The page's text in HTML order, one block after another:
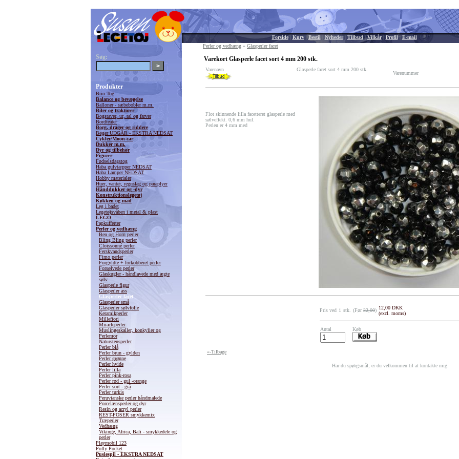
Forside| Kurv| Bestil| Nyheder| Tilbud |Vilkår| Profil| E-mail
Søg:
Produkter
Brio Tog
Balance og bevægelse
Balloner - sæbebobler m.m.
Biler og traktorer
Bogstaver, ur, tal og farver
Bordteater
Borg, drager og riddere
Bøger UDGÅR - EKSTRA NEDSAT
Cykler/Moon-car
Dukker m.m.
Dyr og tilbehør
Figurer
Fødselsdagstog
Haba gulvtæpper NEDSAT
Haba Lamper NEDSAT
Hobby materialer
Huer, vanter, regnslag og paraplyer
Hånddukker og -dyr
Konstruktionslegetøj
Køkken og mad
Leg i badet
Legetøjsvåben i metal & plast
LEGO
Papkufferter
Perler og vedhæng
Ben og Horn perler
Bling Bling perler
Cloissonné perler
Ferskvandsperler
Fimo perler
Forgyldte + forkobberet perler
Forsølvede perler
Glaskugler - håndlavede med ægte
sølv
Glasperle figur
Glasperler ass
Glasperler facet
Glasperler små
Glasperler sølvfolie
Keramikperler
Millefiori
Miracleperler
Muslingeskaller, konkylier og
Perlemor
Naturstensperler
Perler blå
Perler brun - gylden
Perler grønne
Perler hvide
Perler lilla
Perler pink-rosa
Perler rød - gul -orange
Perler sort - grå
Perler turkis
Peruvianske perler håndmalede
Porcelænsperler og dyr
Resin og acryl perler
REST-POSER smykkemix
Træperler
Vedhæng
Vikinge, Africa, Bali - smykkedele og
perler
Playmobil 123
Polly Pocket
Puslespil - EKSTRA NEDSAT
Perler og vedhæng » Glasperler facet
Varekort Glasperle facet sort 4 mm 200 stk.
Varenavn Glasperle facet sort 4 mm 200 stk.
Varenummer
Flot skinnende lilla facetteret glasperle med
sølveffekt. 0,6 mm hul.
Perlen er 4 mm med
Pris ved 1 stk. (Før32,00) 12,00 DKK
(excl. moms)
Antal Køb
«-Tilbage
Har du spørgsmål, er du velkommen til at kontakte mig.